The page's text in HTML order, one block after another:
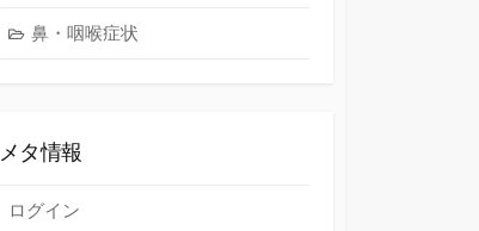
鼻・咽喉症状
メタ情報
ログイン